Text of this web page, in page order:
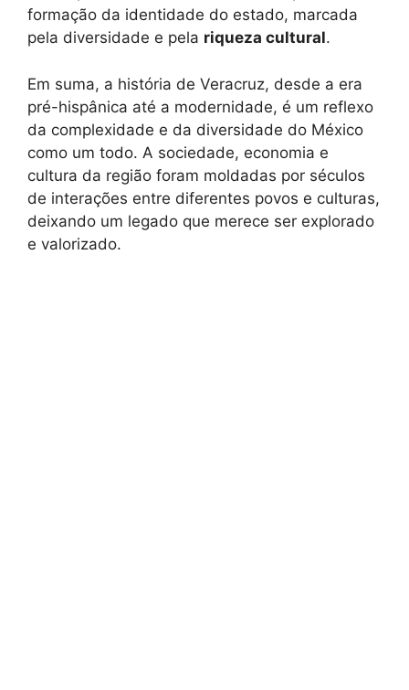
formação da identidade do estado, marcada
pela diversidade e pela riqueza cultural.
Em suma, a história de Veracruz, desde a era
pré-hispânica até a modernidade, é um reflexo
da complexidade e da diversidade do México
como um todo. A sociedade, economia e
cultura da região foram moldadas por séculos
de interações entre diferentes povos e culturas,
deixando um legado que merece ser explorado
e valorizado.